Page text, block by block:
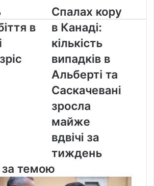
в
Спалах
кору
в
Канаді:
кількість
випадків
в
Альберті
та
зросла
майже
за
тиждень
Спалах кору
в Канаді:
кількість
випадків в
Альберті та
Саскачевані
зросла
майже
вдвічі за
тиждень
темою